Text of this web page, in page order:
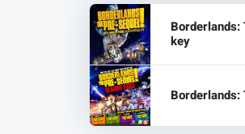
Borderlands:
key
Borderlands: